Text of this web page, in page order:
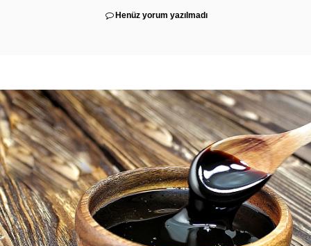
Henüz yorum yazılmadı